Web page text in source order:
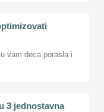
vam deca porasla i
3 jednostavna